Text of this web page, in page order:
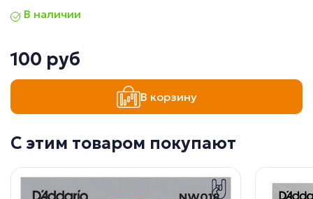
В наличии
100 руб
В корзину
С этим товаром покупают